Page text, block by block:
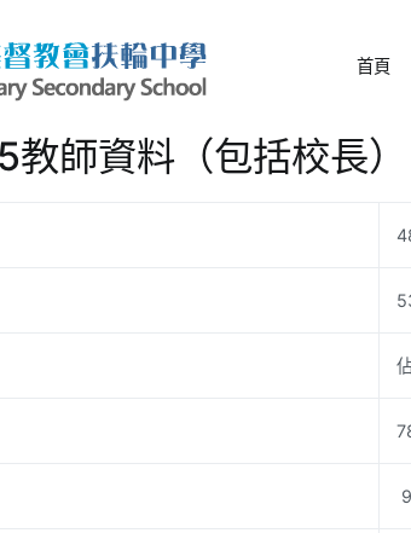
中華基督教會扶
CCC Rotary
首頁
師資料（包括校長）